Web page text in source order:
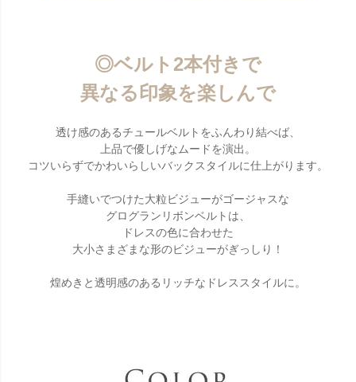
◎ベルト2本付きで
異なる印象を楽しんで
透け感のあるチュールベルトをふんわり結べば、
上品で優しげなムードを演出。
コツいらずでかわいらしいバックスタイルに仕上がります。
手縫いでつけた大粒ビジューがゴージャスな
グログランリボンベルトは、
ドレスの色に合わせた
大小さまざまな形のビジューがぎっしり！
煌めきと透明感のあるリッチなドレススタイルに。